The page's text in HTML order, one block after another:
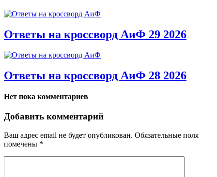
Ответы на кроссворд АиФ 29 2026
Ответы на кроссворд АиФ 28 2026
Нет пока комментариев
Добавить комментарий
Ваш адрес email не будет опубликован. Обязательные поля
помечены *